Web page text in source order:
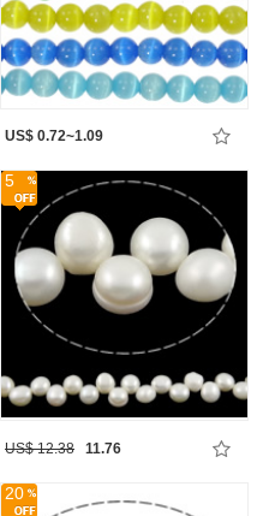
US$ 0.72~1.09
5
US$ 12.38 11.76
20